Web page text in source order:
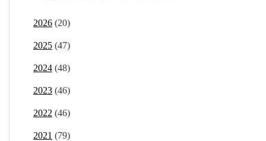
2026 (20)
2025 (47)
2024 (48)
2023 (46)
2022 (46)
2021 (79)